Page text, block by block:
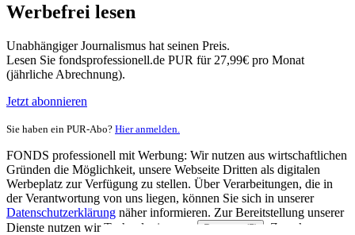
Werbefrei lesen
Unabhängiger Journalismus hat seinen Preis.
Lesen Sie fondsprofessionell.de PUR für 27,99€ pro Monat
(jährliche Abrechnung).
Jetzt abonnieren
Sie haben ein PUR-Abo? Hier anmelden.
FONDS professionell mit Werbung: Wir nutzen aus wirtschaftlichen
Gründen die Möglichkeit, unsere Webseite Dritten als digitalen
Werbeplatz zur Verfügung zu stellen. Über Verarbeitungen, die in
der Verantwortung von uns liegen, können Sie sich in unserer
Datenschutzerklärung näher informieren. Zur Bereitstellung unserer
Dienste nutzen wir Technologien von
Partnern (5)
. Zwecke: